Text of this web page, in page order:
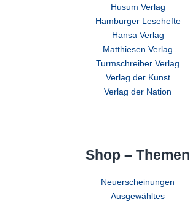
Husum Verlag
Hamburger Lesehefte
Hansa Verlag
Matthiesen Verlag
Turmschreiber Verlag
Verlag der Kunst
Verlag der Nation
Shop – Themen
Neuerscheinungen
Ausgewähltes